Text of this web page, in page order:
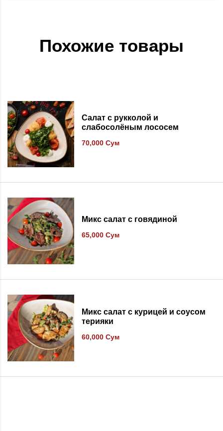
Похожие товары
В список желаний
Салат с рукколой и
слабосолёным лососем
70,000 Сум
В список желаний
Микс салат с говядиной
65,000 Сум
В список желаний
Микс салат с курицей и соусом
терияки
60,000 Сум